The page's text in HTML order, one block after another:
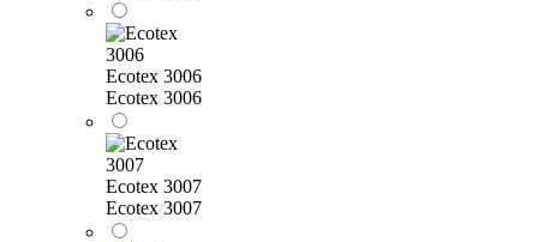
Ecotex 3006
Ecotex 3006
Ecotex 3007
Ecotex 3007